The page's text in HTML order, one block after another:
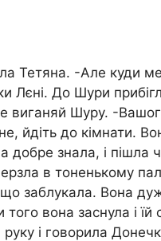
Тетяна. -Але куди
Лєні. До Шури
виганяй Шуру. -
йдіть до кімнати.
знала, і пішла
в тоненькому
заблукала. Вона
вона заснула і їй
руку і говорила